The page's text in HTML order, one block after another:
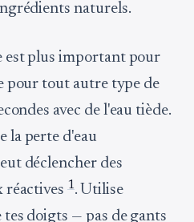
naturels.
est plus important pour
pour tout autre type de
avec de l'eau tiède.
la perte d'eau
déclencher des
réactives1. Utilise
doigts — pas de gants